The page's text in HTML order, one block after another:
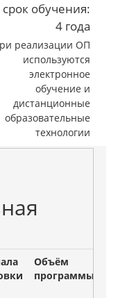
срок обучения:
4 года
реализации ОП
используются
электронное
обучение и
дистанционные
образовательные
технологии
Объём
программы